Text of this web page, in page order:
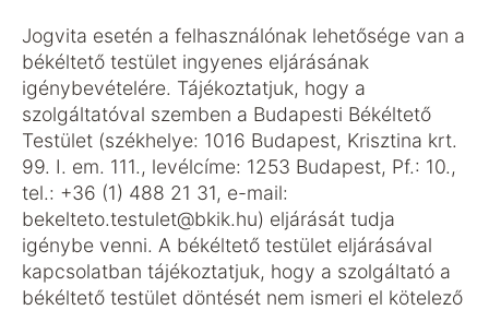
Jogvita esetén a felhasználónak lehetősége van a
békéltető testület ingyenes eljárásának
igénybevételére. Tájékoztatjuk, hogy a
szolgáltatóval szemben a Budapesti Békéltető
Testület (székhelye: 1016 Budapest, Krisztina krt.
99. I. em. 111., levélcíme: 1253 Budapest, Pf.: 10.,
tel.: +36 (1) 488 21 31, e-mail:
bekelteto.testulet@bkik.hu) eljárását tudja
igénybe venni. A békéltető testület eljárásával
kapcsolatban tájékoztatjuk, hogy a szolgáltató a
békéltető testület döntését nem ismeri el kötelező